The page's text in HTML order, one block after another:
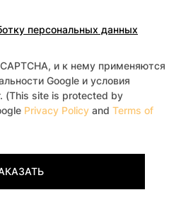
персональных данных
и к нему применяются
Google и условия
(This site is protected by
Privacy Policy and Terms of